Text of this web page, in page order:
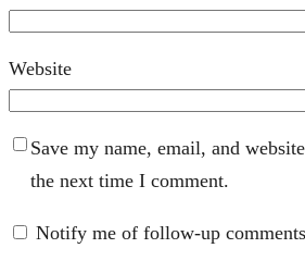
Website
Save my name, email, and
the next time I comment.
Notify me of follow-up